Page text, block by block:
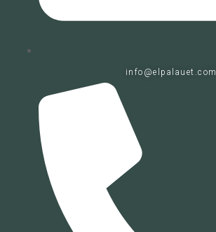
info@elpalauet.com